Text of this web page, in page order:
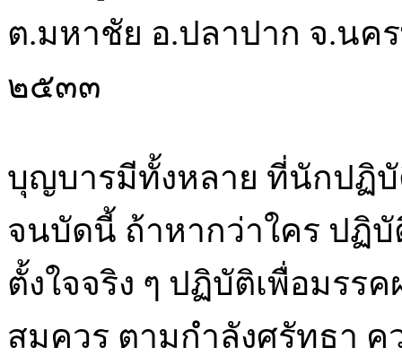
ต.มหาชัย อ.ปลาปาก จ.นค
๒๕๓๓
บุญบารมีทั้งหลาย ที่นักปฏิ
จนบัดนี้ ถ้าหากว่าใคร ปฏิ
ตั้งใจจริง ๆ ปฏิบัติเพื่อมรร
สมควร ตามกำลังศรัทธา